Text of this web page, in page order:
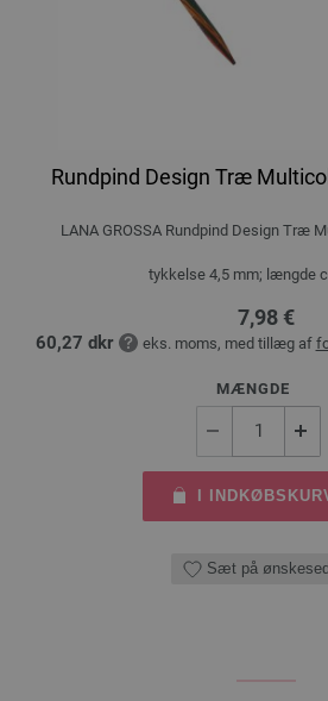
Rundpind Design Træ
LANA GROSSA Rundpind Design Træ
tykkelse 4,5 mm; længde
7,98 €
60,27 dkr eks. moms, med tillæg af
MÆNGDE
I
Sæt på